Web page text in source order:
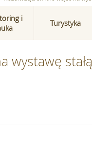
i
Turystyka
wystawę stałą